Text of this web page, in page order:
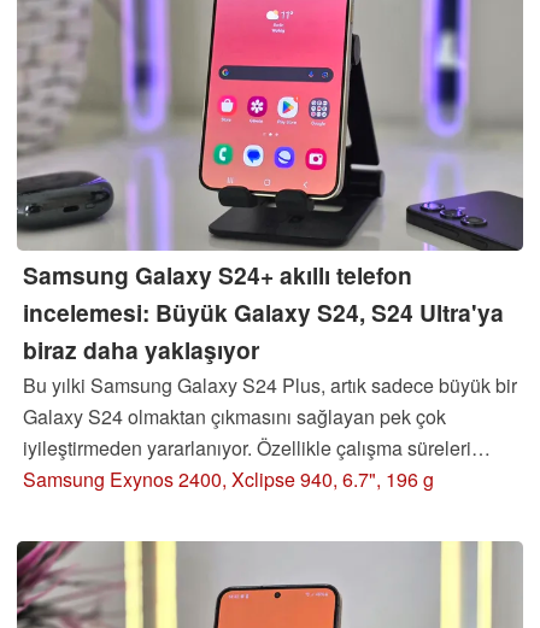
Samsung Galaxy S24+ akıllı telefon
incelemesi: Büyük Galaxy S24, S24 Ultra'ya
biraz daha yaklaşıyor
Bu yılki Samsung Galaxy S24 Plus, artık sadece büyük bir
Galaxy S24 olmaktan çıkmasını sağlayan pek çok
iyileştirmeden yararlanıyor. Özellikle çalışma süreleri
açısından Plus modeli güçlü yönlerini göstermeye devam
kadar başarılı olduğunu okuyabilirsiniz.
Samsung Exynos 2400, Xclipse 940, 6.7", 196 g